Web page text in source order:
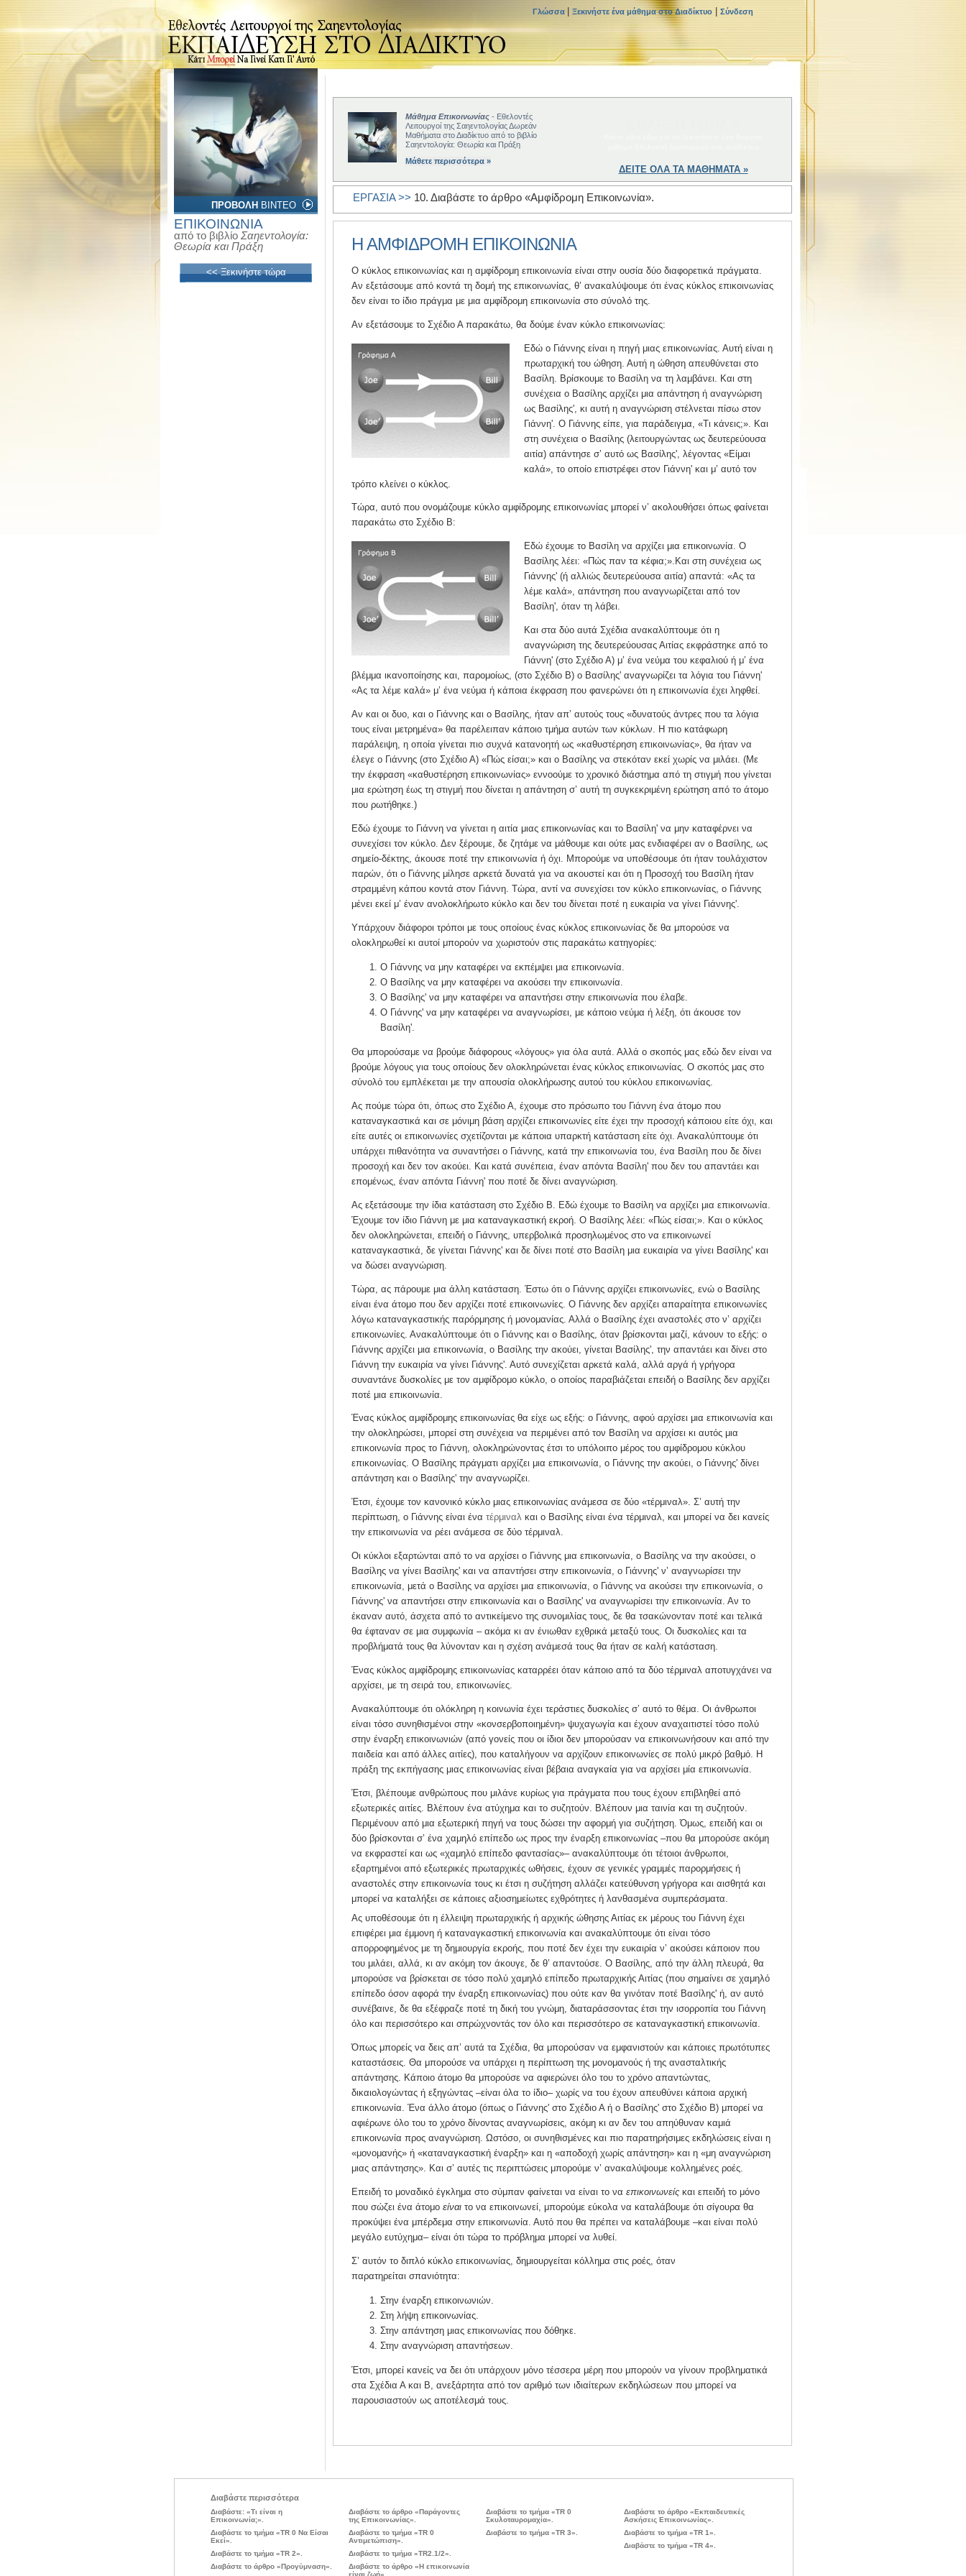
Γλώσσα Ξεκινήστε ένα μάθημα στο Διαδίκτυο Σύνδεση
ΠΡΟΒΟΛΗ ΒΙΝΤΕΟ
ΕΠΙΚΟΙΝΩΝΙΑ
από το βιβλίο Σαηεντολογία:
Θεωρία και Πράξη
<< Ξεκινήστε τώρα
Μάθημα Επικοινωνίας - Εθελοντές
Λειτουργοί της Σαηεντολογίας Δωρεάν
Μαθήματα στο Διαδίκτυο από το βιβλίο
Σαηεντολογία: Θεωρία και Πράξη
Μάθετε περισσότερα »
ΔΕΙΤΕ ΟΛΑ ΤΑ ΜΑΘΗΜΑΤΑ »
ΕΡΓΑΣΙΑ >> 10. Διαβάστε το άρθρο «Αμφίδρομη Επικοινωνία».
Η ΑΜΦΙΔΡΟΜΗ ΕΠΙΚΟΙΝΩΝΙΑ
Ο κύκλος επικοινωνίας και η αμφίδρομη επικοινωνία είναι στην ουσία δύο διαφορετικά πράγματα.
Αν εξετάσουμε από κοντά τη δομή της επικοινωνίας, θ’ ανακαλύψουμε ότι ένας κύκλος επικοινωνίας
δεν είναι το ίδιο πράγμα με μια αμφίδρομη επικοινωνία στο σύνολό της.
Αν εξετάσουμε το Σχέδιο Α παρακάτω, θα δούμε έναν κύκλο επικοινωνίας:
Εδώ ο Γιάννης είναι η πηγή μιας επικοινωνίας. Αυτή είναι η
πρωταρχική του ώθηση. Αυτή η ώθηση απευθύνεται στο
Βασίλη. Βρίσκουμε το Βασίλη να τη λαμβάνει. Και στη
συνέχεια ο Βασίλης αρχίζει μια απάντηση ή αναγνώριση
ως Βασίλης', κι αυτή η αναγνώριση στέλνεται πίσω στον
Γιάννη'. Ο Γιάννης είπε, για παράδειγμα, «Τι κάνεις;». Και
στη συνέχεια ο Βασίλης (λειτουργώντας ως δευτερεύουσα
αιτία) απάντησε σ’ αυτό ως Βασίλης', λέγοντας «Είμαι
καλά», το οποίο επιστρέφει στον Γιάννη' και μ’ αυτό τον
τρόπο κλείνει ο κύκλος.
Τώρα, αυτό που ονομάζουμε κύκλο αμφίδρομης επικοινωνίας μπορεί ν’ ακολουθήσει όπως φαίνεται
παρακάτω στο Σχέδιο Β:
Εδώ έχουμε το Βασίλη να αρχίζει μια επικοινωνία. Ο
Βασίλης λέει: «Πώς παν τα κέφια;».Και στη συνέχεια ως
Γιάννης' (ή αλλιώς δευτερεύουσα αιτία) απαντά: «Ας τα
λέμε καλά», απάντηση που αναγνωρίζεται από τον
Βασίλη', όταν τη λάβει.
Και στα δύο αυτά Σχέδια ανακαλύπτουμε ότι η
αναγνώριση της δευτερεύουσας Αιτίας εκφράστηκε από το
Γιάννη' (στο Σχέδιο Α) μ’ ένα νεύμα του κεφαλιού ή μ’ ένα
βλέμμα ικανοποίησης και, παρομοίως, (στο Σχέδιο Β) ο Βασίλης' αναγνωρίζει τα λόγια του Γιάννη'
«Ας τα λέμε καλά» μ’ ένα νεύμα ή κάποια έκφραση που φανερώνει ότι η επικοινωνία έχει ληφθεί.
Αν και οι δυο, και ο Γιάννης και ο Βασίλης, ήταν απ’ αυτούς τους «δυνατούς άντρες που τα λόγια
τους είναι μετρημένα» θα παρέλειπαν κάποιο τμήμα αυτών των κύκλων. Η πιο κατάφωρη
παράλειψη, η οποία γίνεται πιο συχνά κατανοητή ως «καθυστέρηση επικοινωνίας», θα ήταν να
έλεγε ο Γιάννης (στο Σχέδιο Α) «Πώς είσαι;» και ο Βασίλης να στεκόταν εκεί χωρίς να μιλάει. (Με
την έκφραση «καθυστέρηση επικοινωνίας» εννοούμε το χρονικό διάστημα από τη στιγμή που γίνεται
μια ερώτηση έως τη στιγμή που δίνεται η απάντηση σ’ αυτή τη συγκεκριμένη ερώτηση από το άτομο
που ρωτήθηκε.)
Εδώ έχουμε το Γιάννη να γίνεται η αιτία μιας επικοινωνίας και το Βασίλη' να μην καταφέρνει να
συνεχίσει τον κύκλο. Δεν ξέρουμε, δε ζητάμε να μάθουμε και ούτε μας ενδιαφέρει αν ο Βασίλης, ως
σημείο-δέκτης, άκουσε ποτέ την επικοινωνία ή όχι. Μπορούμε να υποθέσουμε ότι ήταν τουλάχιστον
παρών, ότι ο Γιάννης μίλησε αρκετά δυνατά για να ακουστεί και ότι η Προσοχή του Βασίλη ήταν
στραμμένη κάπου κοντά στον Γιάννη. Τώρα, αντί να συνεχίσει τον κύκλο επικοινωνίας, ο Γιάννης
μένει εκεί μ’ έναν ανολοκλήρωτο κύκλο και δεν του δίνεται ποτέ η ευκαιρία να γίνει Γιάννης'.
Υπάρχουν διάφοροι τρόποι με τους οποίους ένας κύκλος επικοινωνίας δε θα μπορούσε να
ολοκληρωθεί κι αυτοί μπορούν να χωριστούν στις παρακάτω κατηγορίες:
Ο Γιάννης να μην καταφέρει να εκπέμψει μια επικοινωνία.
Ο Βασίλης να μην καταφέρει να ακούσει την επικοινωνία.
Ο Βασίλης' να μην καταφέρει να απαντήσει στην επικοινωνία που έλαβε.
Ο Γιάννης' να μην καταφέρει να αναγνωρίσει, με κάποιο νεύμα ή λέξη, ότι άκουσε τον
Βασίλη'.
Θα μπορούσαμε να βρούμε διάφορους «λόγους» για όλα αυτά. Αλλά ο σκοπός μας εδώ δεν είναι να
βρούμε λόγους για τους οποίους δεν ολοκληρώνεται ένας κύκλος επικοινωνίας. Ο σκοπός μας στο
σύνολό του εμπλέκεται με την απουσία ολοκλήρωσης αυτού του κύκλου επικοινωνίας.
Ας πούμε τώρα ότι, όπως στο Σχέδιο Α, έχουμε στο πρόσωπο του Γιάννη ένα άτομο που
καταναγκαστικά και σε μόνιμη βάση αρχίζει επικοινωνίες είτε έχει την προσοχή κάποιου είτε όχι, και
είτε αυτές οι επικοινωνίες σχετίζονται με κάποια υπαρκτή κατάσταση είτε όχι. Ανακαλύπτουμε ότι
υπάρχει πιθανότητα να συναντήσει ο Γιάννης, κατά την επικοινωνία του, ένα Βασίλη που δε δίνει
προσοχή και δεν τον ακούει. Και κατά συνέπεια, έναν απόντα Βασίλη' που δεν του απαντάει και
επομένως, έναν απόντα Γιάννη' που ποτέ δε δίνει αναγνώριση.
Ας εξετάσουμε την ίδια κατάσταση στο Σχέδιο Β. Εδώ έχουμε το Βασίλη να αρχίζει μια επικοινωνία.
Έχουμε τον ίδιο Γιάννη με μια καταναγκαστική εκροή. Ο Βασίλης λέει: «Πώς είσαι;». Και ο κύκλος
δεν ολοκληρώνεται, επειδή ο Γιάννης, υπερβολικά προσηλωμένος στο να επικοινωνεί
καταναγκαστικά, δε γίνεται Γιάννης' και δε δίνει ποτέ στο Βασίλη μια ευκαιρία να γίνει Βασίλης' και
να δώσει αναγνώριση.
Τώρα, ας πάρουμε μια άλλη κατάσταση. Έστω ότι ο Γιάννης αρχίζει επικοινωνίες, ενώ ο Βασίλης
είναι ένα άτομο που δεν αρχίζει ποτέ επικοινωνίες. Ο Γιάννης δεν αρχίζει απαραίτητα επικοινωνίες
λόγω καταναγκαστικής παρόρμησης ή μονομανίας. Αλλά ο Βασίλης έχει αναστολές στο ν’ αρχίζει
επικοινωνίες. Ανακαλύπτουμε ότι ο Γιάννης και ο Βασίλης, όταν βρίσκονται μαζί, κάνουν το εξής: ο
Γιάννης αρχίζει μια επικοινωνία, ο Βασίλης την ακούει, γίνεται Βασίλης', την απαντάει και δίνει στο
Γιάννη την ευκαιρία να γίνει Γιάννης'. Αυτό συνεχίζεται αρκετά καλά, αλλά αργά ή γρήγορα
συναντάνε δυσκολίες με τον αμφίδρομο κύκλο, ο οποίος παραβιάζεται επειδή ο Βασίλης δεν αρχίζει
ποτέ μια επικοινωνία.
Ένας κύκλος αμφίδρομης επικοινωνίας θα είχε ως εξής: ο Γιάννης, αφού αρχίσει μια επικοινωνία και
την ολοκληρώσει, μπορεί στη συνέχεια να περιμένει από τον Βασίλη να αρχίσει κι αυτός μια
επικοινωνία προς το Γιάννη, ολοκληρώνοντας έτσι το υπόλοιπο μέρος του αμφίδρομου κύκλου
επικοινωνίας. Ο Βασίλης πράγματι αρχίζει μια επικοινωνία, ο Γιάννης την ακούει, ο Γιάννης' δίνει
απάντηση και ο Βασίλης' την αναγνωρίζει.
Έτσι, έχουμε τον κανονικό κύκλο μιας επικοινωνίας ανάμεσα σε δύο «τέρμιναλ». Σ’ αυτή την
περίπτωση, ο Γιάννης είναι ένα τέρμιναλ και ο Βασίλης είναι ένα τέρμιναλ, και μπορεί να δει κανείς
την επικοινωνία να ρέει ανάμεσα σε δύο τέρμιναλ.
Οι κύκλοι εξαρτώνται από το να αρχίσει ο Γιάννης μια επικοινωνία, ο Βασίλης να την ακούσει, ο
Βασίλης να γίνει Βασίλης' και να απαντήσει στην επικοινωνία, ο Γιάννης' ν’ αναγνωρίσει την
επικοινωνία, μετά ο Βασίλης να αρχίσει μια επικοινωνία, ο Γιάννης να ακούσει την επικοινωνία, ο
Γιάννης' να απαντήσει στην επικοινωνία και ο Βασίλης' να αναγνωρίσει την επικοινωνία. Αν το
έκαναν αυτό, άσχετα από το αντικείμενο της συνομιλίας τους, δε θα τσακώνονταν ποτέ και τελικά
θα έφταναν σε μια συμφωνία – ακόμα κι αν ένιωθαν εχθρικά μεταξύ τους. Οι δυσκολίες και τα
προβλήματά τους θα λύνονταν και η σχέση ανάμεσά τους θα ήταν σε καλή κατάσταση.
Ένας κύκλος αμφίδρομης επικοινωνίας καταρρέει όταν κάποιο από τα δύο τέρμιναλ αποτυγχάνει να
αρχίσει, με τη σειρά του, επικοινωνίες.
Ανακαλύπτουμε ότι ολόκληρη η κοινωνία έχει τεράστιες δυσκολίες σ’ αυτό το θέμα. Οι άνθρωποι
είναι τόσο συνηθισμένοι στην «κονσερβοποιημένη» ψυχαγωγία και έχουν αναχαιτιστεί τόσο πολύ
στην έναρξη επικοινωνιών (από γονείς που οι ίδιοι δεν μπορούσαν να επικοινωνήσουν και από την
παιδεία και από άλλες αιτίες), που καταλήγουν να αρχίζουν επικοινωνίες σε πολύ μικρό βαθμό. Η
πράξη της εκπήγασης μιας επικοινωνίας είναι βέβαια αναγκαία για να αρχίσει μία επικοινωνία.
Έτσι, βλέπουμε ανθρώπους που μιλάνε κυρίως για πράγματα που τους έχουν επιβληθεί από
εξωτερικές αιτίες. Βλέπουν ένα ατύχημα και το συζητούν. Βλέπουν μια ταινία και τη συζητούν.
Περιμένουν από μια εξωτερική πηγή να τους δώσει την αφορμή για συζήτηση. Όμως, επειδή και οι
δύο βρίσκονται σ’ ένα χαμηλό επίπεδο ως προς την έναρξη επικοινωνίας –που θα μπορούσε ακόμη
να εκφραστεί και ως «χαμηλό επίπεδο φαντασίας»– ανακαλύπτουμε ότι τέτοιοι άνθρωποι,
εξαρτημένοι από εξωτερικές πρωταρχικές ωθήσεις, έχουν σε γενικές γραμμές παρορμήσεις ή
αναστολές στην επικοινωνία τους κι έτσι η συζήτηση αλλάζει κατεύθυνση γρήγορα και αισθητά και
μπορεί να καταλήξει σε κάποιες αξιοσημείωτες εχθρότητες ή λανθασμένα συμπεράσματα.
Ας υποθέσουμε ότι η έλλειψη πρωταρχικής ή αρχικής ώθησης Αιτίας εκ μέρους του Γιάννη έχει
επιφέρει μια έμμονη ή καταναγκαστική επικοινωνία και ανακαλύπτουμε ότι είναι τόσο
απορροφημένος με τη δημιουργία εκροής, που ποτέ δεν έχει την ευκαιρία ν’ ακούσει κάποιον που
του μιλάει, αλλά, κι αν ακόμη τον άκουγε, δε θ’ απαντούσε. Ο Βασίλης, από την άλλη πλευρά, θα
μπορούσε να βρίσκεται σε τόσο πολύ χαμηλό επίπεδο πρωταρχικής Αιτίας (που σημαίνει σε χαμηλό
επίπεδο όσον αφορά την έναρξη επικοινωνίας) που ούτε καν θα γινόταν ποτέ Βασίλης' ή, αν αυτό
συνέβαινε, δε θα εξέφραζε ποτέ τη δική του γνώμη, διαταράσσοντας έτσι την ισορροπία του Γιάννη
όλο και περισσότερο και σπρώχνοντάς τον όλο και περισσότερο σε καταναγκαστική επικοινωνία.
Όπως μπορείς να δεις απ’ αυτά τα Σχέδια, θα μπορούσαν να εμφανιστούν και κάποιες πρωτότυπες
καταστάσεις. Θα μπορούσε να υπάρχει η περίπτωση της μονομανούς ή της ανασταλτικής
απάντησης. Κάποιο άτομο θα μπορούσε να αφιερώνει όλο του το χρόνο απαντώντας,
δικαιολογώντας ή εξηγώντας –είναι όλα το ίδιο– χωρίς να του έχουν απευθύνει κάποια αρχική
επικοινωνία. Ένα άλλο άτομο (όπως ο Γιάννης' στο Σχέδιο Α ή ο Βασίλης' στο Σχέδιο Β) μπορεί να
αφιέρωνε όλο του το χρόνο δίνοντας αναγνωρίσεις, ακόμη κι αν δεν του απηύθυναν καμιά
επικοινωνία προς αναγνώριση. Ωστόσο, οι συνηθισμένες και πιο παρατηρήσιμες εκδηλώσεις είναι η
«μονομανής» ή «καταναγκαστική έναρξη» και η «αποδοχή χωρίς απάντηση» και η «μη αναγνώριση
μιας απάντησης». Και σ’ αυτές τις περιπτώσεις μπορούμε ν’ ανακαλύψουμε κολλημένες ροές.
Επειδή το μοναδικό έγκλημα στο σύμπαν φαίνεται να είναι το να επικοινωνείς και επειδή το μόνο
που σώζει ένα άτομο είναι το να επικοινωνεί, μπορούμε εύκολα να καταλάβουμε ότι σίγουρα θα
προκύψει ένα μπέρδεμα στην επικοινωνία. Αυτό που θα πρέπει να καταλάβουμε –και είναι πολύ
μεγάλο ευτύχημα– είναι ότι τώρα το πρόβλημα μπορεί να λυθεί.
Σ’ αυτόν το διπλό κύκλο επικοινωνίας, δημιουργείται κόλλημα στις ροές, όταν
παρατηρείται σπανιότητα:
Στην έναρξη επικοινωνιών.
Στη λήψη επικοινωνίας.
Στην απάντηση μιας επικοινωνίας που δόθηκε.
Στην αναγνώριση απαντήσεων.
Έτσι, μπορεί κανείς να δει ότι υπάρχουν μόνο τέσσερα μέρη που μπορούν να γίνουν προβληματικά
στα Σχέδια Α και Β, ανεξάρτητα από τον αριθμό των ιδιαίτερων εκδηλώσεων που μπορεί να
παρουσιαστούν ως αποτέλεσμά τους.
Διαβάστε περισσότερα
Διαβάστε: «Τι είναι η
Επικοινωνία;».
Διαβάστε το τμήμα «TR 0 Να Είσαι
Εκεί».
Διαβάστε το τμήμα «TR 2».
Διαβάστε το άρθρο «Προγύμναση».
Διαβάστε το άρθρο «Παράγοντες
της Επικοινωνίας».
Διαβάστε το τμήμα «TR 0
Αντιμετώπιση».
Διαβάστε το τμήμα «TR2.1/2».
Διαβάστε το άρθρο «Η επικοινωνία
είναι ζωή».
Διαβάστε το τμήμα «TR 0
Σκυλοταυρομαχία».
Διαβάστε το τμήμα «TR 3».
Διαβάστε το άρθρο «Εκπαιδευτικές
Ασκήσεις Επικοινωνίας».
Διαβάστε το τμήμα «TR 1».
Διαβάστε το τμήμα «TR 4».